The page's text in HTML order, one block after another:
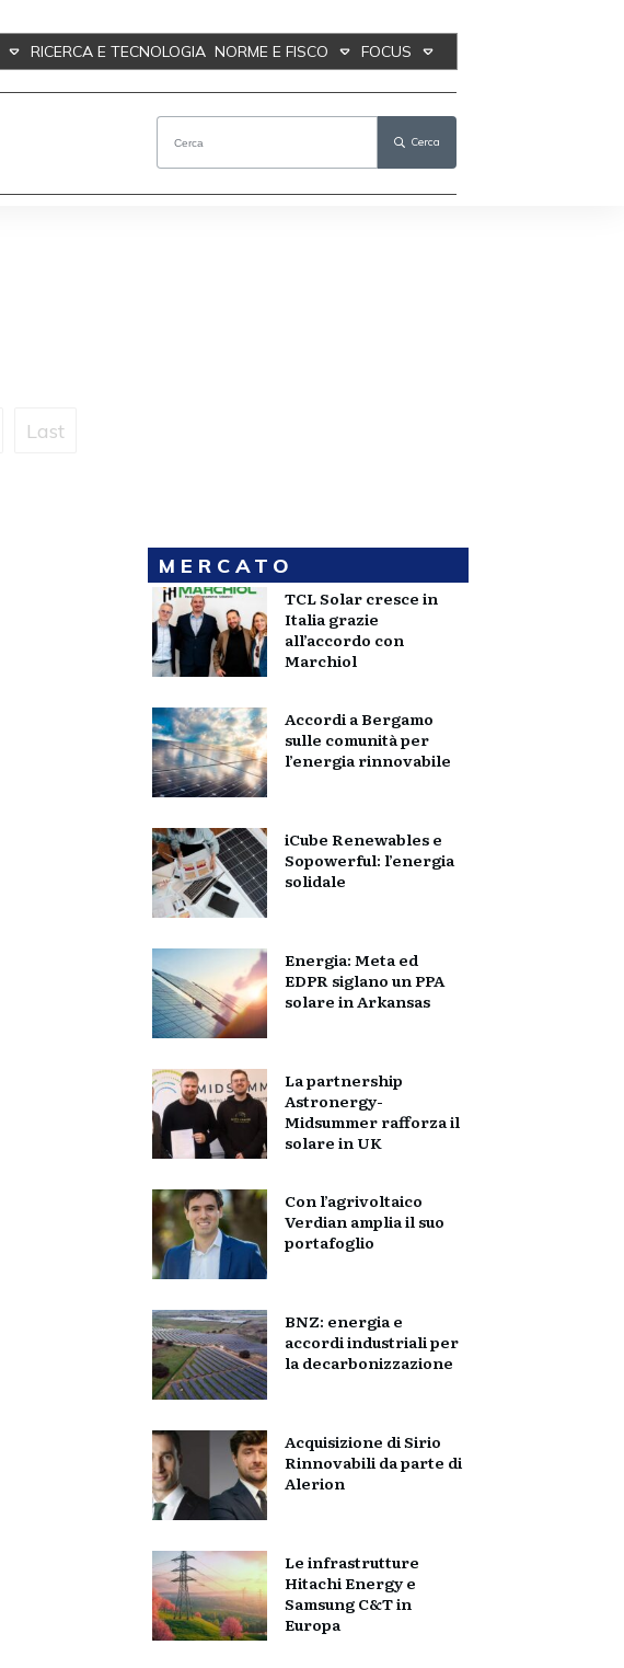
RICERCA E TECNOLOGIA NORME E FISCO FOCUS
Cerca
Last
MERCATO
TCL Solar cresce in
Italia grazie
all’accordo con
Marchiol
Accordi a Bergamo
sulle comunità per
l’energia rinnovabile
iCube Renewables e
Sopowerful: l’energia
solidale
Energia: Meta ed
EDPR siglano un PPA
solare in Arkansas
La partnership
Astronergy-
Midsummer rafforza il
solare in UK
Con l’agrivoltaico
Verdian amplia il suo
portafoglio
BNZ: energia e
accordi industriali per
la decarbonizzazione
Acquisizione di Sirio
Rinnovabili da parte di
Alerion
Le infrastrutture
Hitachi Energy e
Samsung C&T in
Europa